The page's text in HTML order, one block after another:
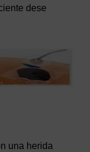
dese
una herida